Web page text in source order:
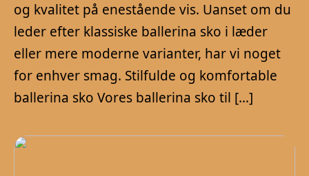
og kvalitet på enestående vis. Uanset om du
leder efter klassiske ballerina sko i læder
eller mere moderne varianter, har vi noget
for enhver smag. Stilfulde og komfortable
ballerina sko Vores ballerina sko til […]